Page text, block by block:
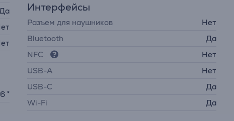
°
Интерфейсы
Разъем для наушников
Нет
Bluetooth
Да
NFC
Нет
USB-A
Нет
USB-C
Да
Wi-Fi
Да